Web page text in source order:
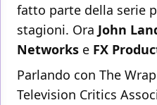
fatto parte della serie
stagioni. Ora John
Networks e FX
Parlando con The
Television Critics